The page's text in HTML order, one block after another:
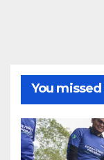
You missed